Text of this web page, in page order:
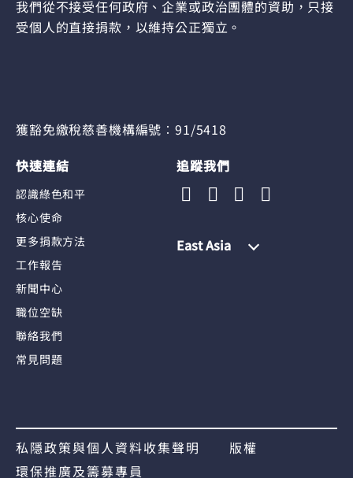
我們從不接受任何政府、企業或政治團體的資助，只接
受個人的直接捐款，以維持公正獨立。
獲豁免繳稅慈善機構編號︰91/5418
快速連結
認識綠色和平
核心使命
更多捐款方法
工作報告
新聞中心
職位空缺
聯絡我們
常見問題
追蹤我們
East Asia
私隱政策與個人資料收集聲明
版權
環保推廣及籌募專員